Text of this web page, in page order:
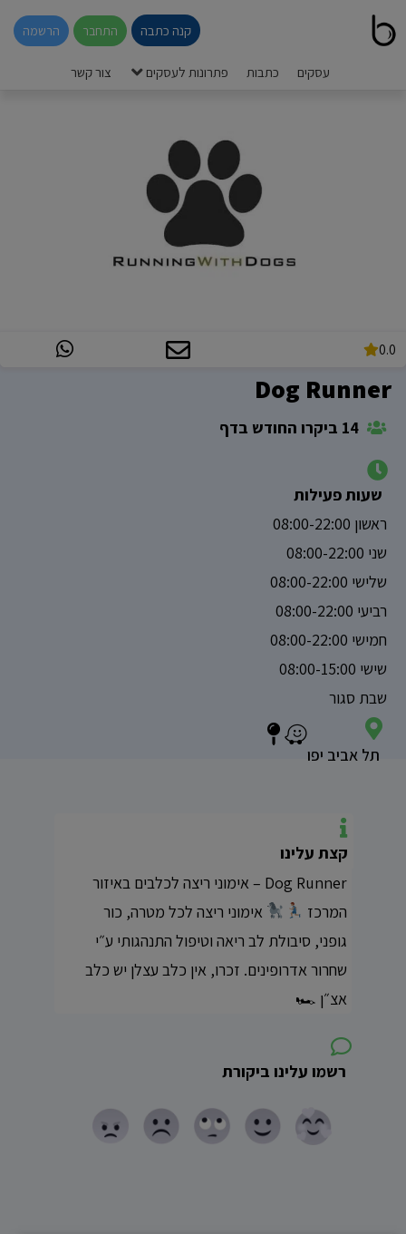
קנה כתבה התחבר הרשמה
עסקים כתבות פתרונות לעסקים צור קשר
0.0
Dog Runner
שעות פעילות
ראשון 08:00-22:00
שני 08:00-22:00
שלישי 08:00-22:00
רביעי 08:00-22:00
חמישי 08:00-22:00
שישי 08:00-15:00
שבת סגור
תל אביב יפו
קצת עלינו
Dog Runner – אימוני ריצה לכלבים באיזור
המרכז
אימוני ריצה לכל מטרה, כור
גופני, סיבולת לב ריאה וטיפול התנהגותי ע״י
שחרור אדרופינים. זכרו, אין כלב עצלן יש כלב
אצ״ן 🏎
רשמו עלינו ביקורת